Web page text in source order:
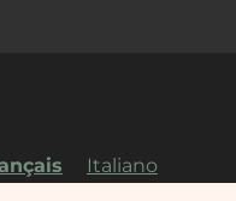
Italiano